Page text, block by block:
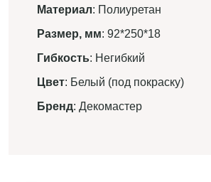
Материал: Полиуретан
Размер, мм: 92*250*18
Гибкость: Негибкий
Цвет: Белый (под покраску)
Бренд: Декомастер